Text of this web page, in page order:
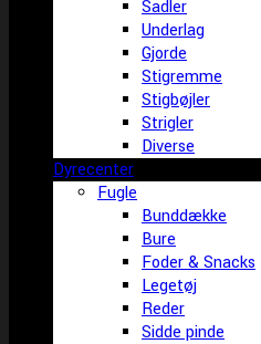
Sadler
Underlag
Gjorde
Stigremme
Stigbøjler
Strigler
Diverse
Dyrecenter
Fugle
Bunddække
Bure
Foder & Snacks
Legetøj
Reder
Sidde pinde